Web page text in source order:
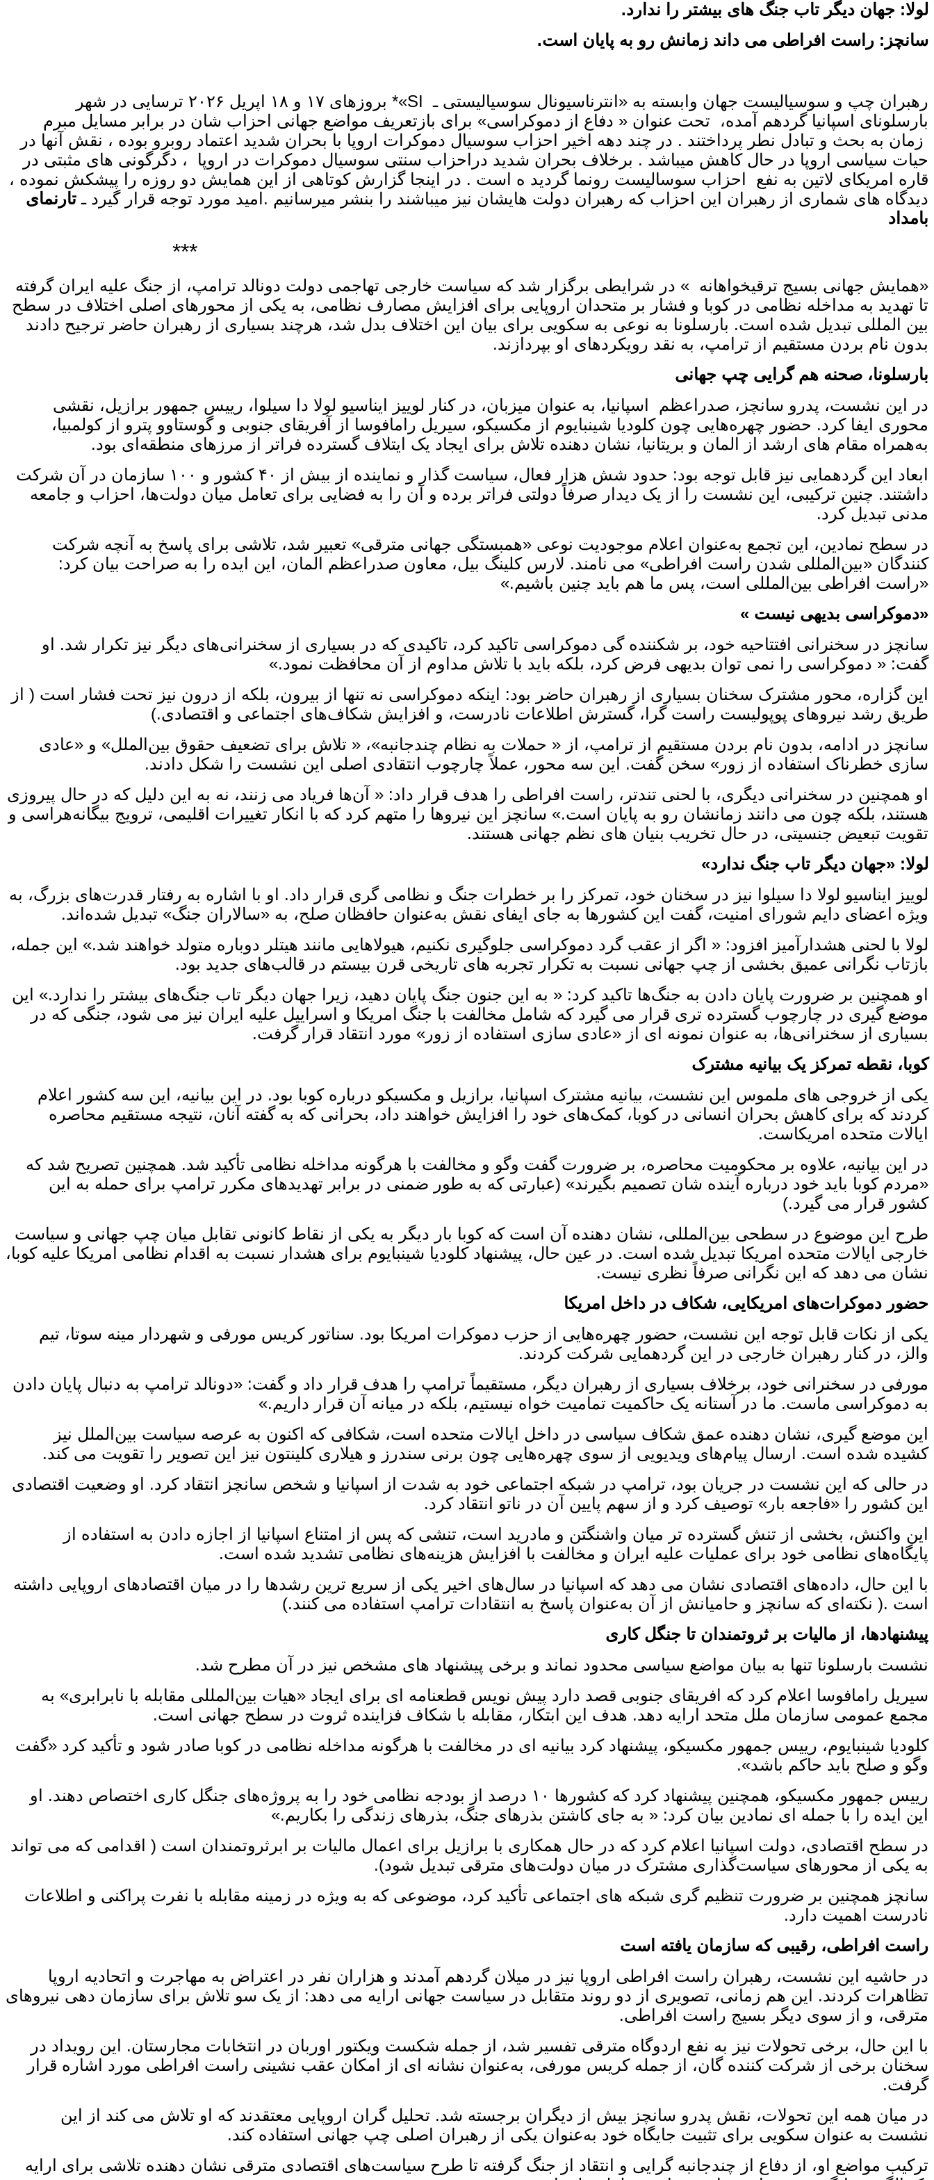
لولا: جهان دیگر تاب جنگ‌ های بیشتر را ندارد.
سانچز: راست افراطی می ‌داند زمانش رو به پایان است.
رهبران چپ و سوسیالیست جهان وابسته به «‌انترناسیونال سوسیالیستی ـ SI»* بروزهای ۱۷ و ۱۸ اپریل ۲۰۲۶ ترسایی در شهر
بارسلونای اسپانیا گردهم آمده، تحت عنوان « دفاع از دموکراسی» برای بازتعریف مواضع جهانی احزاب شان در برابر مسایل مبرم
زمان به بحث و تبادل نطر پرداختند . در چند دهه اخیر احزاب سوسیال دموکرات اروپا با بحران شدید اعتماد روبرو بوده ، نقش آنها در
حیات سیاسی اروپا در حال کاهش میباشد . برخلاف بحران شدید دراحزاب سنتی سوسیال دموکرات در اروپا ، دگرگونی های مثبتی در
قاره امریکای لاتین به نفع احزاب سوسالیست رونما گردید ه است . در اینجا گزارش کوتاهی از این همایش دو روزه را پیشکش نموده ،
دیدگاه های شماری از رهبران این احزاب که رهبران دولت هایشان نیز میباشند را بنشر میرسانیم .امید مورد توجه قرار گیرد ـ تارنمای
بامداد
***
«همایش جهانی بسیج ترقیخواهانه » در شرایطی برگزار شد که سیاست خارجی تهاجمی دولت دونالد ترامپ، از جنگ علیه ایران گرفته
تا تهدید به مداخله نظامی در کوبا و فشار بر متحدان اروپایی برای افزایش مصارف نظامی، به یکی از محورهای اصلی اختلاف در سطح
بین ‌المللی تبدیل شده است. بارسلونا به‌ نوعی به سکویی برای بیان این اختلاف بدل شد، هرچند بسیاری از رهبران حاضر ترجیح دادند
بدون نام بردن مستقیم از ترامپ، به نقد رویکردهای او بپردازند.
بارسلونا، صحنه هم‌ گرایی چپ جهانی
در این نشست، پدرو سانچز، صدراعظم اسپانیا، به‌ عنوان میزبان، در کنار لوییز ایناسیو لولا دا سیلوا، رییس جمهور برازیل، نقشی
محوری ایفا کرد. حضور چهره‌هایی چون کلودیا شینبایوم از مکسیکو، سیریل رامافوسا از آفریقای جنوبی و گوستاوو پترو از کولمبیا،
به‌همراه مقام‌ های ارشد از المان و بریتانیا، نشان ‌دهنده تلاش برای ایجاد یک ایتلاف گسترده فراتر از مرزهای منطقه‌ای بود.
ابعاد این گردهمایی نیز قابل توجه بود: حدود شش هزار فعال، سیاست‌ گذار و نماینده از بیش از ۴۰ کشور و ۱۰۰ سازمان در آن شرکت
داشتند. چنین ترکیبی، این نشست را از یک دیدار صرفاً دولتی فراتر برده و آن را به فضایی برای تعامل میان دولت‌ها، احزاب و جامعه
مدنی تبدیل کرد.
در سطح نمادین، این تجمع به‌عنوان اعلام موجودیت نوعی «همبستگی جهانی مترقی» تعبیر شد، تلاشی برای پاسخ به آنچه شرکت
‌کنندگان «بین‌المللی شدن راست افراطی» می‌ نامند. لارس کلینگ ‌بیل، معاون صدراعظم المان، این ایده را به ‌صراحت بیان کرد:
«راست افراطی بین‌المللی است، پس ما هم باید چنین باشیم.»
«دموکراسی بدیهی نیست »
سانچز در سخنرانی افتتاحیه خود، بر شکننده گی دموکراسی تاکید کرد، تاکیدی که در بسیاری از سخنرانی‌های دیگر نیز تکرار شد. او
گفت: « دموکراسی را نمی‌ توان بدیهی فرض کرد، بلکه باید با تلاش مداوم از آن محافظت نمود.»
این گزاره، محور مشترک سخنان بسیاری از رهبران حاضر بود: اینکه دموکراسی نه ‌تنها از بیرون، بلکه از درون نیز تحت فشار است ( از
طریق رشد نیروهای پوپولیست راست ‌گرا، گسترش اطلاعات نادرست، و افزایش شکاف‌های اجتماعی و اقتصادی.)
سانچز در ادامه، بدون نام بردن مستقیم از ترامپ، از « حملات به نظام چندجانبه»، « تلاش برای تضعیف حقوق بین‌الملل» و «عادی
‌سازی خطرناک استفاده از زور» سخن گفت. این سه محور، عملاً چارچوب انتقادی اصلی این نشست را شکل دادند.
او همچنین در سخنرانی دیگری، با لحنی تندتر، راست افراطی را هدف قرار داد: « آن‌ها فریاد می ‌زنند، نه به این دلیل که در حال پیروزی
هستند، بلکه چون می‌ دانند زمانشان رو به پایان است.» سانچز این نیروها را متهم کرد که با انکار تغییرات اقلیمی، ترویج بیگانه‌هراسی و
تقویت تبعیض جنسیتی، در حال تخریب بنیان‌ های نظم جهانی هستند.
لولا: «جهان دیگر تاب جنگ ندارد»
لوییز ایناسیو لولا دا سیلوا نیز در سخنان خود، تمرکز را بر خطرات جنگ و نظامی ‌گری قرار داد. او با اشاره به رفتار قدرت‌های بزرگ، به‌
ویژه اعضای دایم شورای امنیت، گفت این کشورها به‌ جای ایفای نقش به‌عنوان حافظان صلح، به «سالاران جنگ» تبدیل شده‌اند.
لولا با لحنی هشدارآمیز افزود: « اگر از عقب‌ گرد دموکراسی جلوگیری نکنیم، هیولاهایی مانند هیتلر دوباره متولد خواهند شد.» این جمله،
بازتاب نگرانی عمیق بخشی از چپ جهانی نسبت به تکرار تجربه‌ های تاریخی قرن بیستم در قالب‌های جدید بود.
او همچنین بر ضرورت پایان دادن به جنگ‌ها تاکید کرد: « به این جنون جنگ پایان دهید، زیرا جهان دیگر تاب جنگ‌های بیشتر را ندارد.» این
موضع‌ گیری در چارچوب گسترده ‌تری قرار می‌ گیرد که شامل مخالفت با جنگ امریکا و اسراییل علیه ایران نیز می ‌شود، جنگی که در
بسیاری از سخنرانی‌ها، به‌ عنوان نمونه‌ ای از «عادی ‌سازی استفاده از زور» مورد انتقاد قرار گرفت.
کوبا، نقطه تمرکز یک بیانیه مشترک
یکی از خروجی‌ های ملموس این نشست، بیانیه مشترک اسپانیا، برازیل و مکسیکو درباره کوبا بود. در این بیانیه، این سه کشور اعلام
کردند که برای کاهش بحران انسانی در کوبا، کمک‌های خود را افزایش خواهند داد، بحرانی که به‌ گفته آنان، نتیجه مستقیم محاصره
ایالات متحده امریکاست.
در این بیانیه، علاوه بر محکومیت محاصره، بر ضرورت گفت ‌وگو و مخالفت با هرگونه مداخله نظامی تأکید شد. همچنین تصریح شد که
«مردم کوبا باید خود درباره آینده‌ شان تصمیم بگیرند» (عبارتی که به‌ طور ضمنی در برابر تهدیدهای مکرر ترامپ برای حمله به این
کشور قرار می ‌گیرد.)
طرح این موضوع در سطحی بین‌المللی، نشان ‌دهنده آن است که کوبا بار دیگر به یکی از نقاط کانونی تقابل میان چپ جهانی و سیاست
خارجی ایالات متحده امریکا تبدیل شده است. در عین حال، پیشنهاد کلودیا شینبایوم برای هشدار نسبت به اقدام نظامی امریکا علیه کوبا،
نشان می ‌دهد که این نگرانی صرفاً نظری نیست.
حضور دموکرات‌های امریکایی، شکاف در داخل امریکا
یکی از نکات قابل توجه این نشست، حضور چهره‌هایی از حزب دموکرات امریکا بود. سناتور کریس مورفی و شهردار مینه ‌سوتا، تیم
والز، در کنار رهبران خارجی در این گردهمایی شرکت کردند.
مورفی در سخنرانی خود، برخلاف بسیاری از رهبران دیگر، مستقیماً ترامپ را هدف قرار داد و گفت: «دونالد ترامپ به ‌دنبال پایان دادن
به دموکراسی ماست. ما در آستانه یک حاکمیت تمامیت ‌خواه نیستیم، بلکه در میانه آن قرار داریم.»
این موضع ‌گیری، نشان ‌دهنده عمق شکاف سیاسی در داخل ایالات متحده است، شکافی که اکنون به عرصه سیاست بین‌الملل نیز
کشیده شده است. ارسال پیام‌های ویدیویی از سوی چهره‌هایی چون برنی سندرز و هیلاری کلینتون نیز این تصویر را تقویت می ‌کند.
در حالی که این نشست در جریان بود، ترامپ در شبکه اجتماعی خود به‌ شدت از اسپانیا و شخص سانچز انتقاد کرد. او وضعیت اقتصادی
این کشور را «فاجعه‌ بار» توصیف کرد و از سهم پایین آن در ناتو انتقاد کرد.
این واکنش، بخشی از تنش گسترده ‌تر میان واشنگتن و مادرید است، تنشی که پس از امتناع اسپانیا از اجازه دادن به استفاده از
پایگاه‌های نظامی خود برای عملیات علیه ایران و مخالفت با افزایش هزینه‌های نظامی تشدید شده است.
با این حال، داده‌های اقتصادی نشان می ‌دهد که اسپانیا در سال‌های اخیر یکی از سریع‌ ترین رشدها را در میان اقتصادهای اروپایی داشته
است .( نکته‌ای که سانچز و حامیانش از آن به‌عنوان پاسخ به انتقادات ترامپ استفاده می‌ کنند.)
پیشنهادها، از مالیات بر ثروتمندان تا جنگل ‌کاری
نشست بارسلونا تنها به بیان مواضع سیاسی محدود نماند و برخی پیشنهاد های مشخص نیز در آن مطرح شد.
سیریل رامافوسا اعلام کرد که افریقای جنوبی قصد دارد پیش ‌نویس قطعنامه ‌ای برای ایجاد «هیات بین‌المللی مقابله با نابرابری» به
مجمع عمومی سازمان ملل متحد ارایه دهد. هدف این ابتکار، مقابله با شکاف فزاینده ثروت در سطح جهانی است.
کلودیا شینبایوم، رییس جمهور مکسیکو، پیشنهاد کرد بیانیه ‌ای در مخالفت با هرگونه مداخله نظامی در کوبا صادر شود و تأکید کرد «گفت
‌وگو و صلح باید حاکم باشد».
رییس جمهور مکسیکو، همچنین پیشنهاد کرد که کشورها ۱۰ درصد از بودجه نظامی خود را به پروژه‌های جنگل‌ کاری اختصاص دهند. او
این ایده را با جمله‌ ای نمادین بیان کرد: « به‌ جای کاشتن بذرهای جنگ، بذرهای زندگی را بکاریم.»
در سطح اقتصادی، دولت اسپانیا اعلام کرد که در حال همکاری با برازیل برای اعمال مالیات بر ابرثروتمندان است ( اقدامی که می ‌تواند
به یکی از محورهای سیاست‌گذاری مشترک در میان دولت‌های مترقی تبدیل شود).
سانچز همچنین بر ضرورت تنظیم‌ گری شبکه‌ های اجتماعی تأکید کرد، موضوعی که به‌ ویژه در زمینه مقابله با نفرت ‌پراکنی و اطلاعات
نادرست اهمیت دارد.
راست افراطی، رقیبی که سازمان یافته است
در حاشیه این نشست، رهبران راست افراطی اروپا نیز در میلان گردهم آمدند و هزاران نفر در اعتراض به مهاجرت و اتحادیه اروپا
تظاهرات کردند. این هم‌ زمانی، تصویری از دو روند متقابل در سیاست جهانی ارایه می ‌دهد: از یک ‌سو تلاش برای سازمان ‌دهی نیروهای
مترقی، و از سوی دیگر بسیج راست افراطی.
با این حال، برخی تحولات نیز به نفع اردوگاه مترقی تفسیر شد، از جمله شکست ویکتور اوربان در انتخابات مجارستان. این رویداد در
سخنان برخی از شرکت‌ کننده گان، از جمله کریس مورفی، به‌عنوان نشانه ‌ای از امکان عقب ‌نشینی راست افراطی مورد اشاره قرار
گرفت.
در میان همه این تحولات، نقش پدرو سانچز بیش از دیگران برجسته شد. تحلیل ‌گران اروپایی معتقدند که او تلاش می‌ کند از این
نشست به ‌عنوان سکویی برای تثبیت جایگاه خود به‌عنوان یکی از رهبران اصلی چپ جهانی استفاده کند.
ترکیب مواضع او، از دفاع از چندجانبه‌ گرایی و انتقاد از جنگ گرفته تا طرح سیاست‌های اقتصادی مترقی نشان ‌دهنده تلاشی برای ارایه